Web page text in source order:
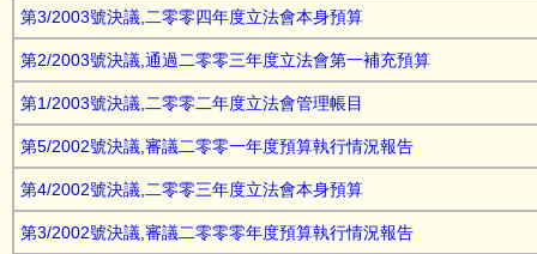
第3/2003號決議,二零零四年度立法會本身預算
第2/2003號決議,通過二零零三年度立法會第一補充預算
第1/2003號決議,二零零二年度立法會管理帳目
第5/2002號決議,審議二零零一年度預算執行情況報告
第4/2002號決議,二零零三年度立法會本身預算
第3/2002號決議,審議二零零零年度預算執行情況報告